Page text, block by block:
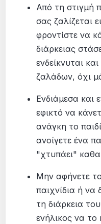
Από τη στιγμή
σας ζαλίζεται
φροντίστε να
διάρκειας
ενδείκνυται
ζαλάδων, όχι
Ενδιάμεσα και
εφικτό να
ανάγκη το
ανοίγετε ένα
"χτυπάει"
Μην αφήνετε
παιχνίδια ή να
τη διάρκεια
ενήλικος να το